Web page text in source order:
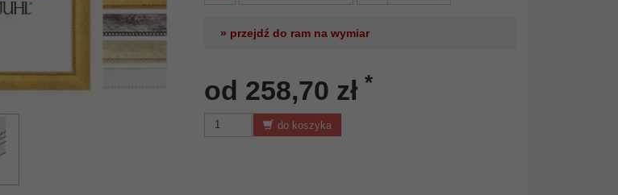
» przejdź do ram na wymiar
od 258,70 zł *
do koszyka